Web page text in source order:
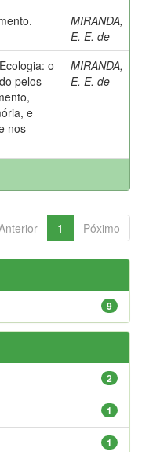
MIRANDA,
E. E. de
o
pelos
e
nos
MIRANDA,
E. E. de
1 Póximo
9
2
1
1